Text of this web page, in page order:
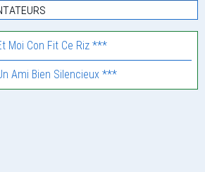
Moi Con Fit Ce Riz ***
Ami Bien Silencieux ***